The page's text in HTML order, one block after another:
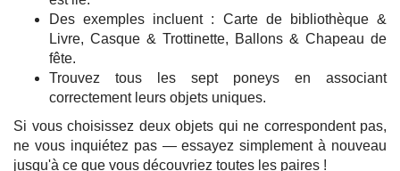
Des exemples incluent : Carte de bibliothèque &
Livre, Casque & Trottinette, Ballons & Chapeau de
fête.
Trouvez tous les sept poneys en associant
correctement leurs objets uniques.
Si vous choisissez deux objets qui ne correspondent pas,
ne vous inquiétez pas — essayez simplement à nouveau
jusqu'à ce que vous découvriez toutes les paires !